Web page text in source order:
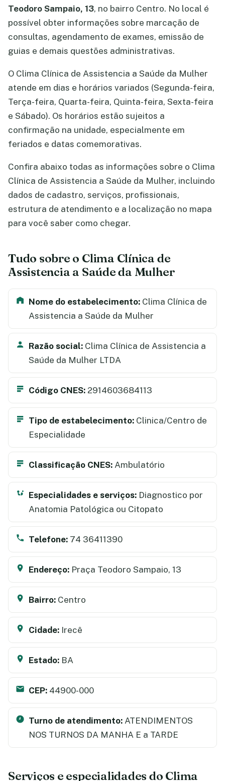
Teodoro Sampaio, 13, no bairro Centro. No local é
possível obter informações sobre marcação de
consultas, agendamento de exames, emissão de
guias e demais questões administrativas.
O Clima Clínica de Assistencia a Saúde da Mulher
atende em dias e horários variados (Segunda-feira,
Terça-feira, Quarta-feira, Quinta-feira, Sexta-feira
e Sábado). Os horários estão sujeitos a
confirmação na unidade, especialmente em
feriados e datas comemorativas.
Confira abaixo todas as informações sobre o Clima
Clínica de Assistencia a Saúde da Mulher, incluindo
dados de cadastro, serviços, profissionais,
estrutura de atendimento e a localização no mapa
para você saber como chegar.
Tudo sobre o Clima Clínica de
Assistencia a Saúde da Mulher
Nome do estabelecimento: Clima Clínica de
Assistencia a Saúde da Mulher
Razão social: Clima Clínica de Assistencia a
Saúde da Mulher LTDA
Código CNES: 2914603684113
Tipo de estabelecimento: Clinica/Centro de
Especialidade
Classificação CNES: Ambulatório
Especialidades e serviços: Diagnostico por
Anatomia Patológica ou Citopato
Telefone: 74 36411390
Endereço: Praça Teodoro Sampaio, 13
Bairro: Centro
Cidade: Irecê
Estado: BA
CEP: 44900-000
Turno de atendimento: ATENDIMENTOS
NOS TURNOS DA MANHA E a TARDE
Serviços e especialidades do Clima